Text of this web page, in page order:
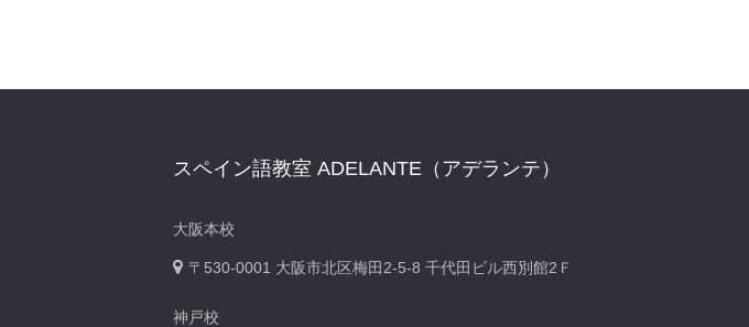
スペイン語教室 ADELANTE（アデランテ）
大阪本校
〒530-0001 大阪市北区梅田2-5-8 千代田ビル西別館2Ｆ
神戸校